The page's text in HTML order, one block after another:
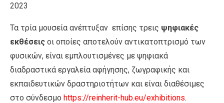
2023
Τα τρία μουσεία ανέπτυξαν επίσης τρεις ψηφιακές
εκθέσεις οι οποίες αποτελούν αντικατοπτρισμό των
φυσικών, είναι εμπλουτισμένες με ψηφιακά
διαδραστικά εργαλεία αφήγησης, ζωγραφικής και
εκπαιδευτικών δραστηριοτήτων και είναι διαθέσιμες
στο σύνδεσμo https://reinherit-hub.eu/exhibitions.